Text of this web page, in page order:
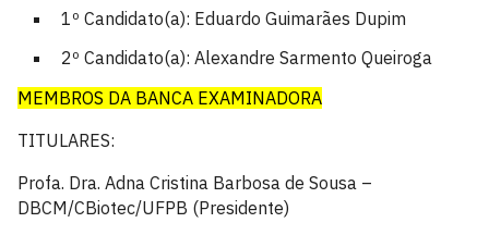
1º Candidato(a): Eduardo Guimarães Dupim
2º Candidato(a): Alexandre Sarmento Queiroga
MEMBROS DA BANCA EXAMINADORA
TITULARES:
Profa. Dra. Adna Cristina Barbosa de Sousa –
DBCM/CBiotec/UFPB (Presidente)